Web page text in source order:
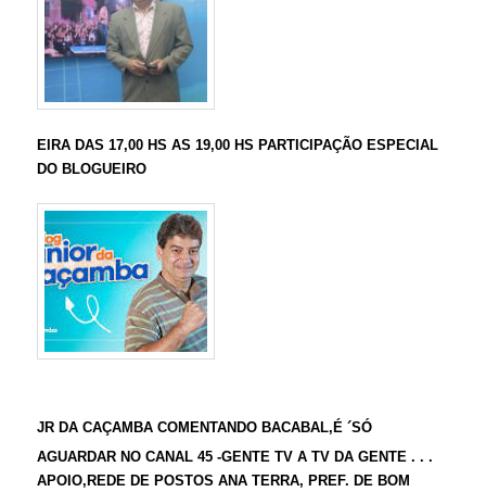
EIRA DAS 17,00 HS AS 19,00 HS PARTICIPAÇÃO ESPECIAL
DO BLOGUEIRO
JR DA CAÇAMBA COMENTANDO BACABAL,É ´SÓ
AGUARDAR NO CANAL 45 -GENTE TV A TV DA GENTE . . .
APOIO,REDE DE POSTOS ANA TERRA, PREF. DE BOM